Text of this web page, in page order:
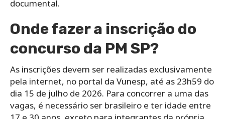
documental.
Onde fazer a inscrição do
concurso da PM SP?
As inscrições devem ser realizadas exclusivamente
pela internet, no portal da Vunesp, até as 23h59 do
dia 15 de julho de 2026. Para concorrer a uma das
vagas, é necessário ser brasileiro e ter idade entre